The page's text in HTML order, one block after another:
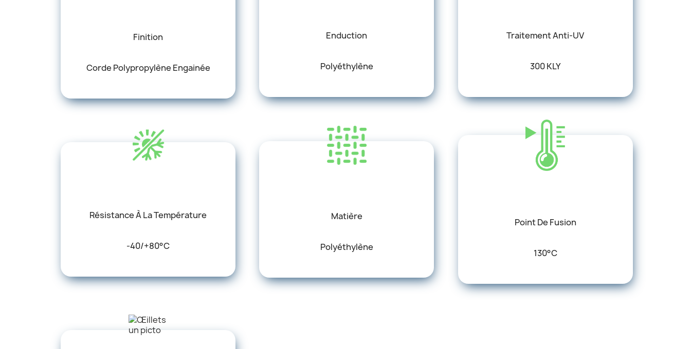
Finition
Corde Polypropylène Engainée
Enduction
Polyéthylène
Traitement Anti-UV
300 KLY
Résistance À La Température
-40/+80°C
Matière
Polyéthylène
Point De Fusion
130°C